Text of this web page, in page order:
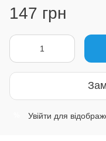
147 грн
Увійти для